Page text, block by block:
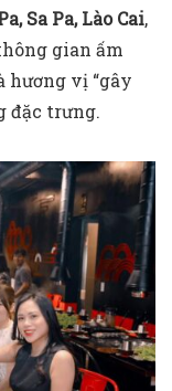
Sa Pa, Lào Cai,
gian ấm
hương vị “gây
đặc trưng.